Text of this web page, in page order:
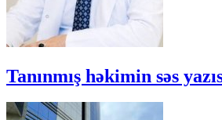
Tanınmış həkimin səs